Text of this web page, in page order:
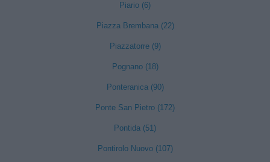
Piario (6)
Piazza Brembana (22)
Piazzatorre (9)
Pognano (18)
Ponteranica (90)
Ponte San Pietro (172)
Pontida (51)
Pontirolo Nuovo (107)